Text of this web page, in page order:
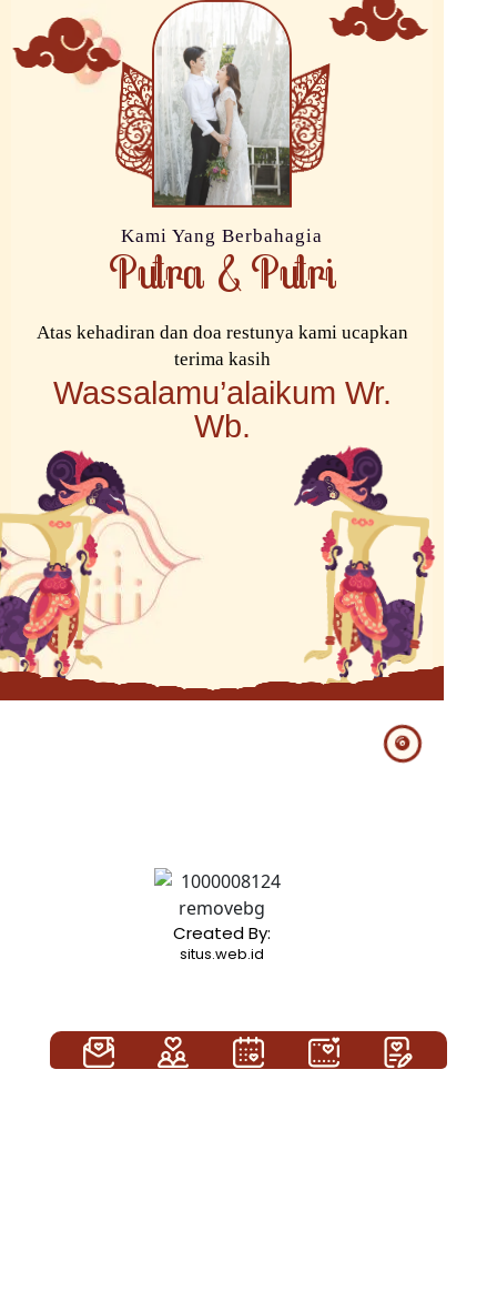
Kami Yang Berbahagia
Putra & Putri
Atas kehadiran dan doa restunya kami ucapkan
terima kasih
Wassalamu’alaikum Wr.
Wb.
Created By:
situs.web.id